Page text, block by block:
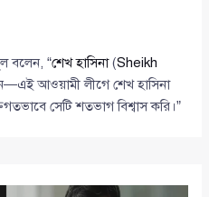
বলেন, “শেখ হাসিনা(Sheikh
আওয়ামী লীগে শেখ হাসিনা
সেটি শতভাগ বিশ্বাস করি।”